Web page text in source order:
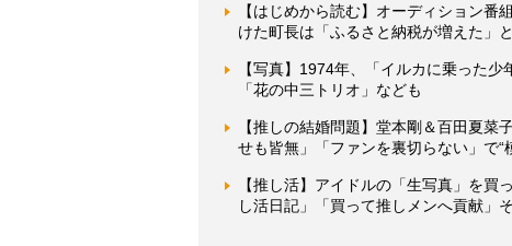
【はじめから読む】オーディション
けた町長は「ふるさと納税が増えた」
【写真】1974年、「イルカに乗った
「花の中三トリオ」なども
【推しの結婚問題】堂本剛＆百田夏
せも皆無」「ファンを裏切らない」で“
【推し活】アイドルの「生写真」を
し活日記」「買って推しメンへ貢献」